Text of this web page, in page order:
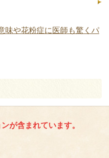
味や花粉症に医師も驚くパ
が含まれています。